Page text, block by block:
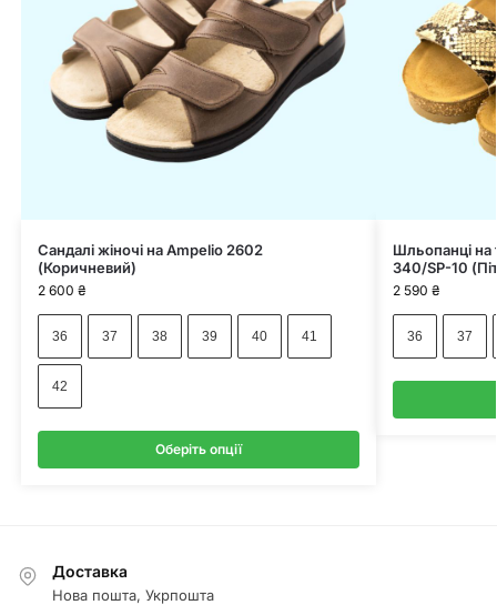
Cандалі жіночі на Ampelio 2602
(Коричневий)
2 600 ₴
36 37 38 39 40 41
42
Оберіть опції
Шльопанці на
340/SP-10
2 590 ₴
36 37
Доставка
Нова пошта, Укрпошта